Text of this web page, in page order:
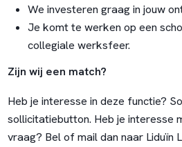
We investeren graag in jouw
Je komt te werken op een
collegiale werksfeer.
Zijn wij een match?
Heb je interesse in deze functie?
sollicitatiebutton. Heb je interesse
vraag? Bel of mail dan naar Liduïn